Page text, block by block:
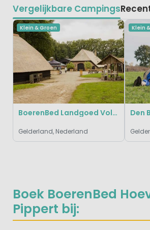
Boek BoerenBed
Pippert bij:
Vergelijkbare Campings
Klein & Groen
BoerenBed Landgoed Volenbeek
Gelderland, Nederland
Klein